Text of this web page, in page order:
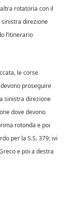
rotatoria con il
sinistra direzione
l’itinerario
le corse
proseguire
sinistra direzione
dove devono
rotonda e poi
per la S.S. 379; ivi
e poi a destra